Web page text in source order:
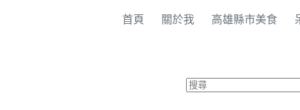
首頁 關於我 高雄縣市美食